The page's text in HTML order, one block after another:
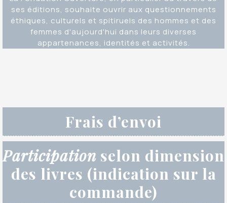
ses éditions, souhaite ouvrir aux questionnements
éthiques, culturels et spitiruels des hommes et des
femmes d'aujourd'hui dans leurs diverses
appartenances, identités et activités.
Frais d’envoi
Participation selon dimension
des livres (indication sur la
commande)